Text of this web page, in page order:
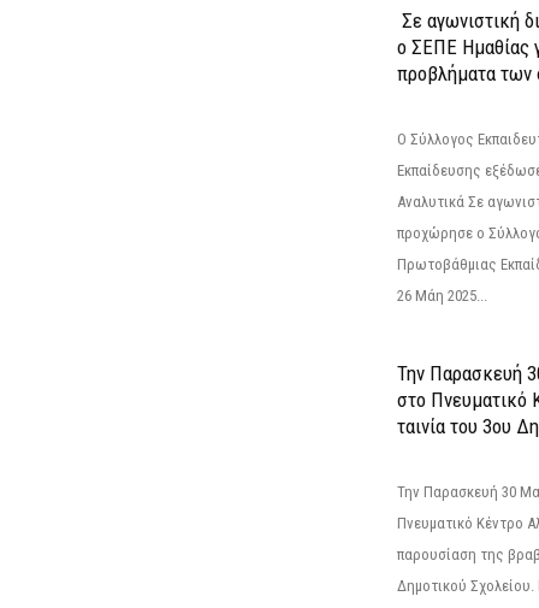
Σε αγωνιστική
ο ΣΕΠΕ Ημαθίας
προβλήματα των
Ο Σύλλογος
Εκπαίδευσης
Αναλυτικά Σε
προχώρησε ο
Πρωτοβάθμιας
26 Μάη 2025...
Την Παρασκευή
στο Πνευματικό
ταινία του 3ου
Την Παρασκευή 30
Πνευματικό Κέντρο
παρουσίαση της
Δημοτικού Σχολείου.